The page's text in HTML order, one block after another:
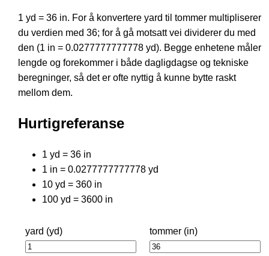
1 yd = 36 in. For å konvertere yard til tommer multipliserer
du verdien med 36; for å gå motsatt vei dividerer du med
den (1 in = 0.0277777777778 yd). Begge enhetene måler
lengde og forekommer i både dagligdagse og tekniske
beregninger, så det er ofte nyttig å kunne bytte raskt
mellom dem.
Hurtigreferanse
1 yd = 36 in
1 in = 0.0277777777778 yd
10 yd = 360 in
100 yd = 3600 in
yard (yd) tommer (in)